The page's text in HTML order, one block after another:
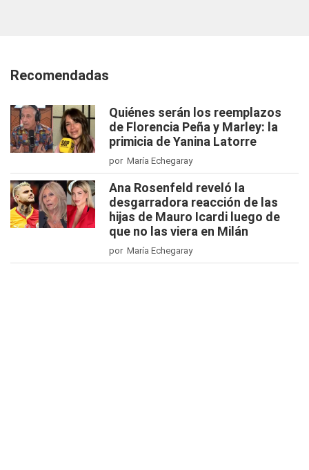
Recomendadas
Quiénes serán los reemplazos
de Florencia Peña y Marley: la
primicia de Yanina Latorre
por María Echegaray
Ana Rosenfeld reveló la
desgarradora reacción de las
hijas de Mauro Icardi luego de
que no las viera en Milán
por María Echegaray